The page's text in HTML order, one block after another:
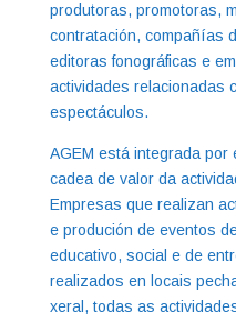
produtoras, promotoras,
contratación, compañías
editoras fonográficas e
actividades relacionadas
espectáculos.
AGEM está integrada por
cadea de valor da
Empresas que realizan
e produción de eventos
educativo, social e de
realizados en locais
xeral, todas as